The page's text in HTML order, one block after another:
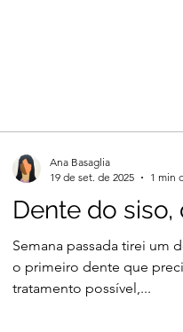
Dente do siso,
Semana passada tirei um
o primeiro dente que
tratamento possível,...
Ana Basaglia
19 de set. de 2025
1 min